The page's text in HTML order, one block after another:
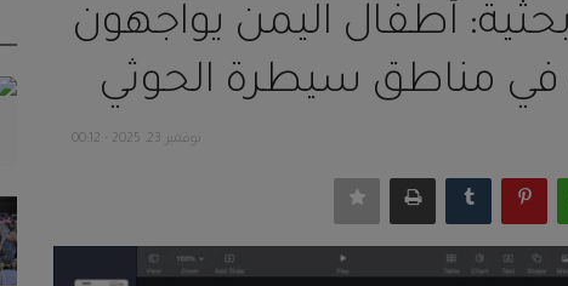
أطفال اليمن يواجهون
في مناطق سيطرة الحوثي
نوفمبر 23, 2025 - 00:12